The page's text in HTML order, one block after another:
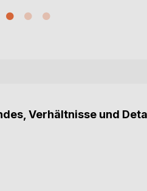
Verhältnisse und